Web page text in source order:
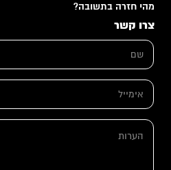
מהי חזרה בתשובה?
צרו קשר
ש
*
א
מ
ייה